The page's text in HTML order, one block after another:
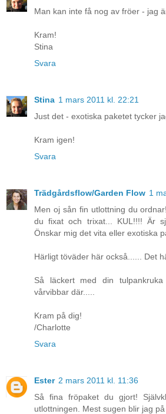
Man kan inte få nog av fröer - jag
Kram!
Stina
Svara
Stina 1 mars 2011 kl. 22:21
Just det - exotiska paketet tycker
Kram igen!
Svara
Trädgårdsflow/Garden Flow 1
Men oj sån fin utlottning du
du fixat och trixat... KUL!!!! Är
Önskar mig det vita eller exotiska
Härligt töväder här också...... Det
Så läckert med din
vårvibbar där.....
Kram på dig!
/Charlotte
Svara
Ester 2 mars 2011 kl. 11:36
Så fina fröpaket du gjort!
utlottningen. Mest sugen blir jag